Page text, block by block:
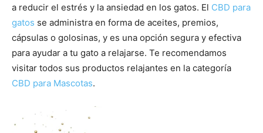
a reducir el estrés y la ansiedad en los gatos. El CBD para
gatos se administra en forma de aceites, premios,
cápsulas o golosinas, y es una opción segura y efectiva
para ayudar a tu gato a relajarse. Te recomendamos
visitar todos sus productos relajantes en la categoría
CBD para Mascotas.